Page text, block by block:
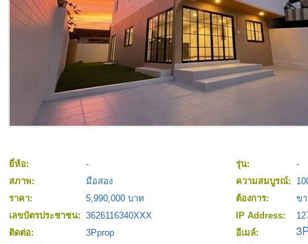
ยี่ห้อ: - รุ่น:
-
สภาพ:
มือสอง ความสมบูรณ์:
ราคา:
5,990,000 บาท ต้องการ:
ข
เลขบัตรประชาชน: 3626116340XXX IP Address:
ติดต่อ:
3Pprop
อีเมล์: